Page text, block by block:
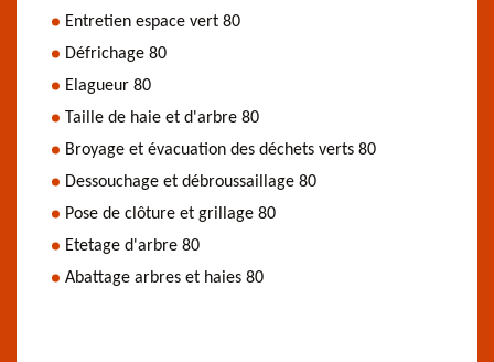
Entretien espace vert 80
Défrichage 80
Elagueur 80
Taille de haie et d'arbre 80
Broyage et évacuation des déchets verts 80
Dessouchage et débroussaillage 80
Pose de clôture et grillage 80
Etetage d'arbre 80
Abattage arbres et haies 80